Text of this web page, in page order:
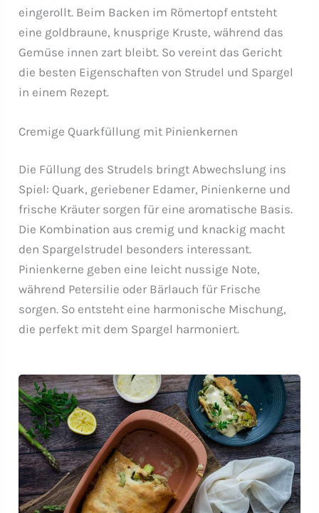
eingerollt. Beim Backen im Römertopf entsteht
eine goldbraune, knusprige Kruste, während das
Gemüse innen zart bleibt. So vereint das Gericht
die besten Eigenschaften von Strudel und Spargel
in einem Rezept.
Cremige Quarkfüllung mit Pinienkernen
Die Füllung des Strudels bringt Abwechslung ins
Spiel: Quark, geriebener Edamer, Pinienkerne und
frische Kräuter sorgen für eine aromatische Basis.
Die Kombination aus cremig und knackig macht
den Spargelstrudel besonders interessant.
Pinienkerne geben eine leicht nussige Note,
während Petersilie oder Bärlauch für Frische
sorgen. So entsteht eine harmonische Mischung,
die perfekt mit dem Spargel harmoniert.